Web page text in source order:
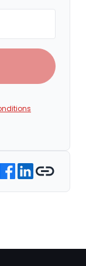
on Twitter
Share on Facebook
Share on LinkedIn
Copy link